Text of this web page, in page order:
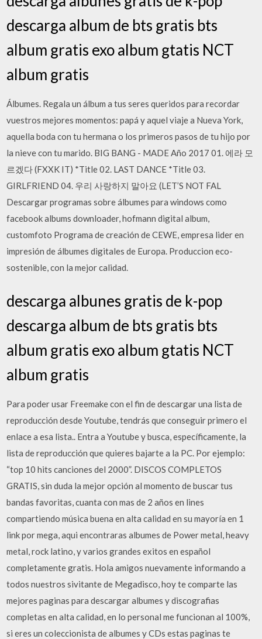
descarga album de bts gratis bts
album gratis exo album gtatis NCT
album gratis
Álbumes. Regala un álbum a tus seres queridos para recordar
vuestros mejores momentos: papá y aquel viaje a Nueva York,
aquella boda con tu hermana o los primeros pasos de tu hijo por
la nieve con tu marido. BIG BANG - MADE Año 2017 01. 에라 모
르겠다 (FXXK IT) *Title 02. LAST DANCE *Title 03.
GIRLFRIEND 04. 우리 사랑하지 말아요 (LET’S NOT FAL
Descargar programas sobre álbumes para windows como
facebook albums downloader, hofmann digital album,
customfoto Programa de creación de CEWE, empresa lider en
impresión de álbumes digitales de Europa. Produccion eco-
sostenible, con la mejor calidad.
descarga albunes gratis de k-pop
descarga album de bts gratis bts
album gratis exo album gtatis NCT
album gratis
Para poder usar Freemake con el fin de descargar una lista de
reproducción desde Youtube, tendrás que conseguir primero el
enlace a esa lista.. Entra a Youtube y busca, específicamente, la
lista de reproducción que quieres bajarte a la PC. Por ejemplo:
“top 10 hits canciones del 2000”. DISCOS COMPLETOS
GRATIS, sin duda la mejor opción al momento de buscar tus
bandas favoritas, cuanta con mas de 2 años en lines
compartiendo música buena en alta calidad en su mayoría en 1
link por mega, aqui encontraras albumes de Power metal, heavy
metal, rock latino, y varios grandes exitos en español
completamente gratis. Hola amigos nuevamente informando a
todos nuestros sivitante de Megadisco, hoy te comparte las
mejores paginas para descargar albumes y discografias
completas en alta calidad, en lo personal me funcionan al 100%,
si eres un coleccionista de albumes y CDs estas paginas te